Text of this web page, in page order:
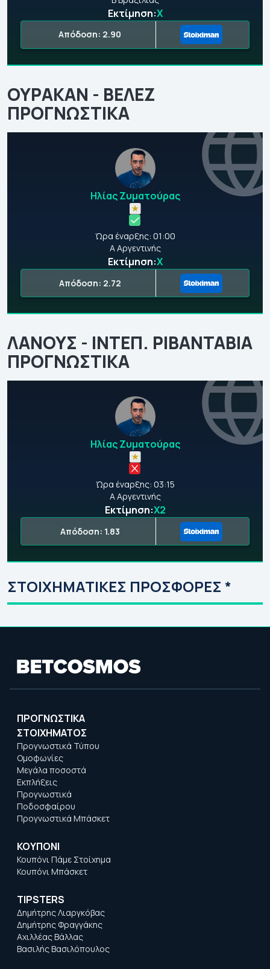
Εκτίμηση:Χ
Απόδοση: 2.90
ΟΥΡΑΚΑΝ - ΒΕΛΕΖ
ΠΡΟΓΝΩΣΤΙΚΑ
Ηλίας Ζυματούρας
Ώρα έναρξης: 01:00
Α Αργεντινής
Εκτίμηση:Χ
Απόδοση: 2.72
ΛΑΝΟΥΣ - ΙΝΤΕΠ. ΡΙΒΑΝΤΑΒΙΑ
ΠΡΟΓΝΩΣΤΙΚΑ
Ηλίας Ζυματούρας
Ώρα έναρξης: 03:15
Α Αργεντινής
Εκτίμηση:Χ2
Απόδοση: 1.83
ΣΤΟΙΧΗΜΑΤΙΚΕΣ ΠΡΟΣΦΟΡΕΣ *
ΠΡΟΓΝΩΣΤΙΚΑ
ΣΤΟΙΧΗΜΑΤΟΣ
Προγνωστικά Τύπου
Ομοφωνίες
Μεγάλα ποσοστά
Εκπλήξεις
Προγνωστικά
Ποδοσφαίρου
Προγνωστικά Μπάσκετ
ΚΟΥΠΟΝΙ
Κουπόνι Πάμε Στοίχημα
Κουπόνι Μπάσκετ
TIPSTERS
Δημήτρης Λιαργκόβας
Δημήτρης Φραγγάκης
Αχιλλέας Βάλλας
Βασιλής Βασιλόπουλος